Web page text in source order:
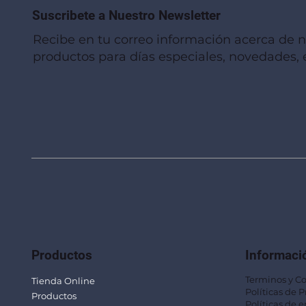
Suscribete a Nuestro Newsletter
Recibe en tu correo información acerca de
productos para días especiales, novedades,
Productos
Tienda Online
Productos
Terminos y
Políticas de